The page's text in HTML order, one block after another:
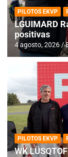
PILOTOS EKVP
LGUIMARD
positivas
4 agosto, 2026
PILOTOS EKVP
WK